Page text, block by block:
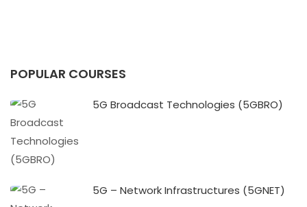
POPULAR COURSES
5G Broadcast Technologies (5GBRO)
5G – Network Infrastructures (5GNET)